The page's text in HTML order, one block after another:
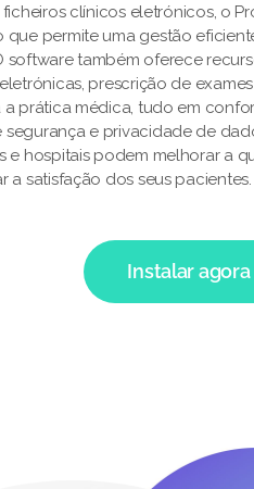
clínicos eletrónicos, o
permite uma gestão
software também oferece
prescrição de
a prática médica, tudo em
e privacidade de
e hospitais podem melhorar a
a satisfação dos seus pacientes.
Instalar agora